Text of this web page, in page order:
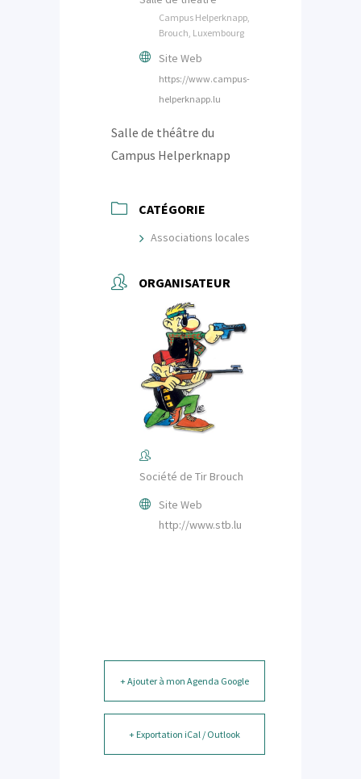
Campus Helperknapp,
Brouch, Luxembourg
Site Web
https://www.campus-
helperknapp.lu
Salle de théâtre du
Campus Helperknapp
CATÉGORIE
Associations locales
ORGANISATEUR
Société de Tir Brouch
Site Web
http://www.stb.lu
+ Ajouter à mon Agenda Google
+ Exportation iCal / Outlook